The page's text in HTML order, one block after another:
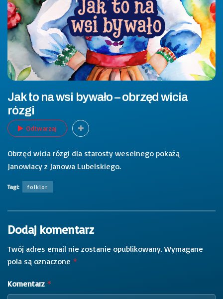
Jak to na wsi bywało – obrzęd wicia
rózgi
Odtwarzaj
Obrzęd wicia rózgi dla starosty weselnego pokażą
Janowiacy z Janowa Lubelskiego.
Tagi: folklor
Dodaj komentarz
Twój adres email nie zostanie opublikowany. Wymagane
pola są oznaczone *
Komentarz *